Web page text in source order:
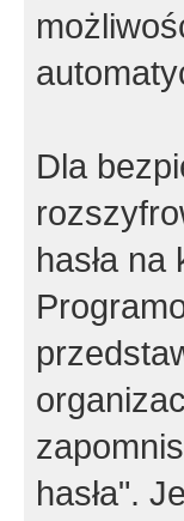
Dla
hasła
hasła".